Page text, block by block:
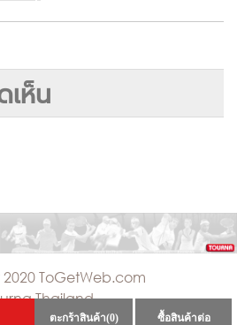
เห็น
ToGetWeb.com
Thailand